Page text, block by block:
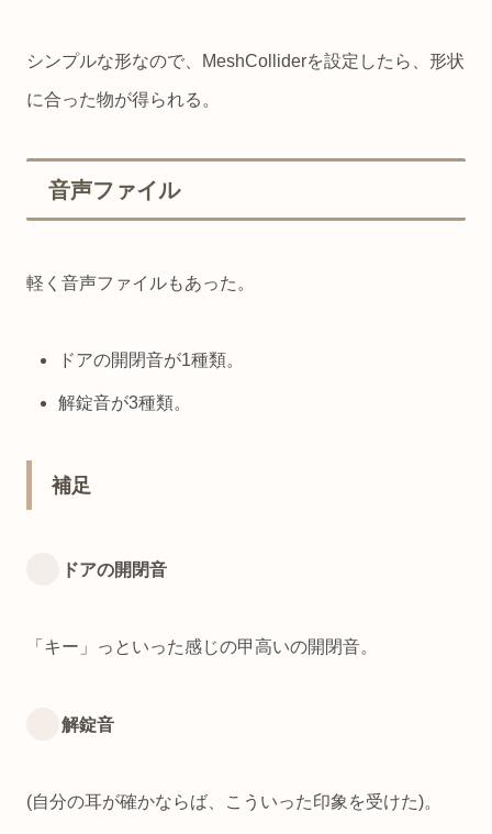
シンプルな形なので、MeshColliderを設定したら、形状
に合った物が得られる。
音声ファイル
軽く音声ファイルもあった。
ドアの開閉音が1種類。
解錠音が3種類。
補足
ドアの開閉音
「キー」っといった感じの甲高いの開閉音。
解錠音
(自分の耳が確かならば、こういった印象を受けた)。